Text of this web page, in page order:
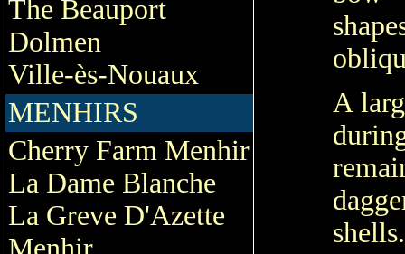
The Beauport
Dolmen
Ville-ès-Nouaux
MENHIRS
Cherry Farm Menhir
La Dame Blanche
La Greve D'Azette
A